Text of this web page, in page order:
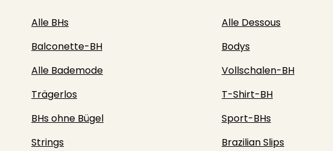
Alle BHs Alle Dessous
Balconette-BH
Bodys
Alle Bademode
Vollschalen-BH
Trägerlos
T-Shirt-BH
BHs ohne Bügel
Sport-BHs
Strings
Brazilian Slips